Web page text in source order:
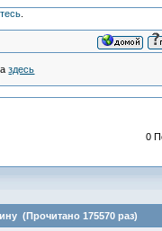
.
здесь
0
(Прочитано 175570 раз)